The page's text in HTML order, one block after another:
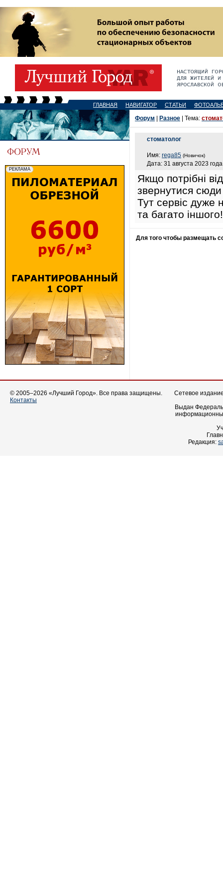
ГЛАВНАЯ НАВИГАТОР СТАТЬИ
Форум Разное | Тема:
стоматолог
Имя: rega85 (Новичок)
Дата: 31 августа 2023
Якщо потрібні
звернутися
Тут сервіс дуже
та багато
Для того чтобы размещать
© 2005–2026 «Лучший Город». Все права защищены.
Контакты
Сетевое
Выдан
Редакция: